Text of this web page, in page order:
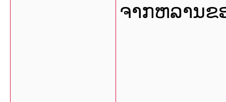
ຈາກຫລານຂ